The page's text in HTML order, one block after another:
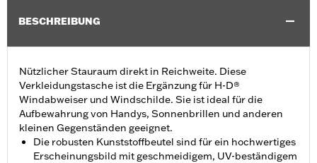
BESCHREIBUNG
Nützlicher Stauraum direkt in Reichweite. Diese
Verkleidungstasche ist die Ergänzung für H-D®
Windabweiser und Windschilde. Sie ist ideal für die
Aufbewahrung von Handys, Sonnenbrillen und anderen
kleinen Gegenständen geeignet.
Die robusten Kunststoffbeutel sind für ein hochwertiges
Erscheinungsbild mit geschmeidigem, UV-beständigem